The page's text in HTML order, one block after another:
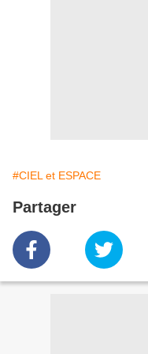
#CIEL et ESPACE
Partager